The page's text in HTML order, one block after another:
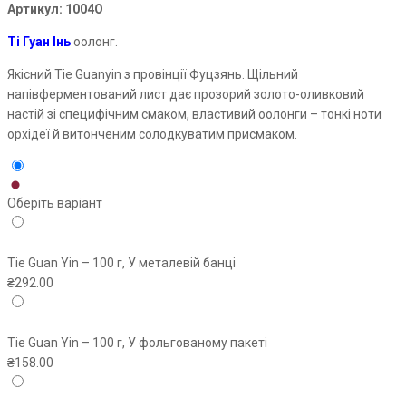
Артикул: 1004О
Ті Гуан Іньоолонг.
Якісний Tie Guanyin з провінціїФуцзянь. Щільний
напівферментований лист дає прозорий золото-оливковий
настій зі специфічним смаком, властивий оолонги – тонкі ноти
орхідеї й витонченим солодкуватим присмаком.
Оберіть варіант
Tie Guan Yin – 100 г, У металевій банці
₴292.00
Tie Guan Yin – 100 г, У фольгованому пакеті
₴158.00